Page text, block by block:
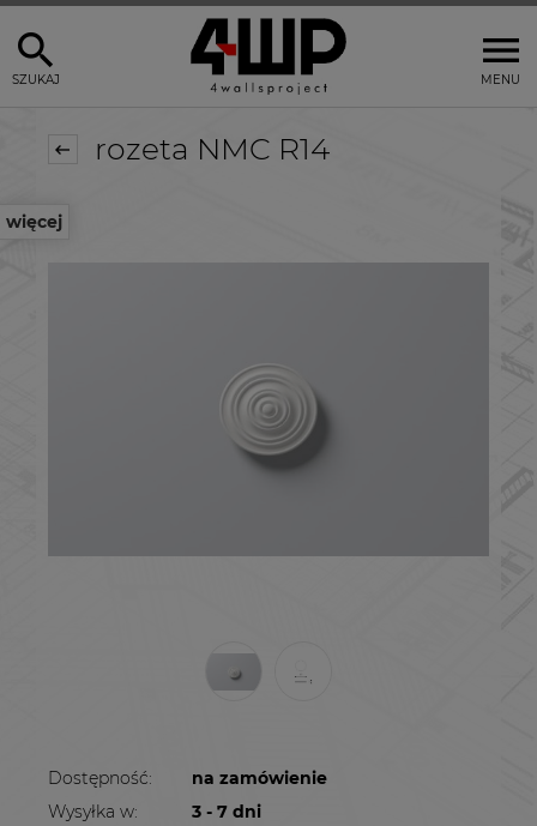
MENU
SZUKAJ
więcej
rozeta NMC R14
Dostępność:
na zamówienie
Wysyłka w:
3 - 7 dni